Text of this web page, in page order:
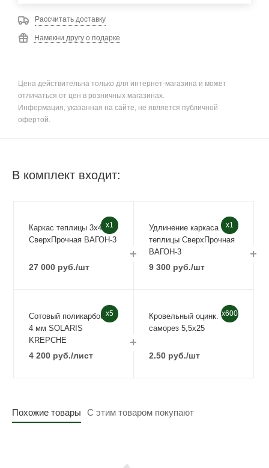
Рассчитать доставку
Намекни другу о подарке
Цена действительна только для интернет-магазина и может
отличаться от цен в розничных магазинах.
Информация, указанная на сайте, не является публичной
офертой.
В комплект входит:
x1
Каркас теплицы 3х4
СверхПрочная ВАГОН-3
27 000руб./шт
x1
Удлинение каркаса
теплицы СверхПрочная
ВАГОН-3
9 300 руб./шт
x5
Сотовый поликарбонат
4 мм SOLARIS
KREPCHE
4 200руб./лист
x600
Кровельный оцинк.
саморез 5,5х25
2.50 руб./шт
Похожие товары С этим товаром покупают